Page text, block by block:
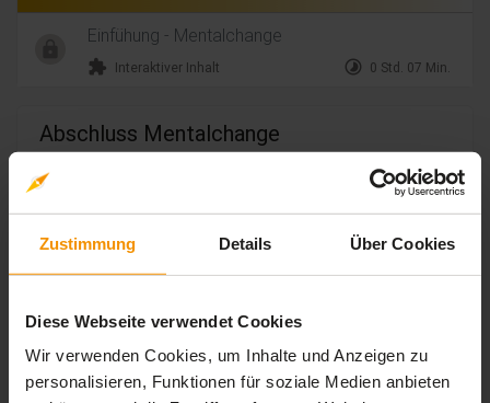
Zustimmung Details Über Cookies
Diese Webseite verwendet Cookies
Wir verwenden Cookies, um Inhalte und Anzeigen zu
personalisieren, Funktionen für soziale Medien anbieten
Einfühung - Mentalchange
extension Interaktiver Inhalt timelapse 0 Std. 07 Min.
Abschluss Mentalchange
1 Lernbausteine expand_less
Abschluss - Mental Change
extension
Bewertungen